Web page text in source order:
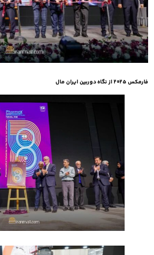
فارمکس ۲۰۲۵ از نگاه دوربین ایران مال